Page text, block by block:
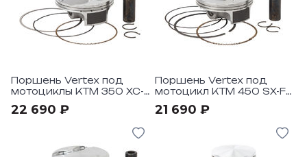
Поршень Vertex под
мотоциклы KTM 350 XC-
22 690 ₽
Поршень Vertex под
мотоцикл KTM 450 SX-F
FC 450 14-15
21 690 ₽